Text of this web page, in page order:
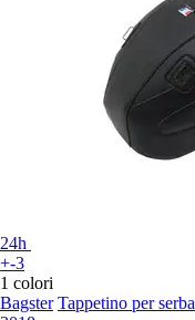
24h
+-3
1 colori
Bagster Tappetino per